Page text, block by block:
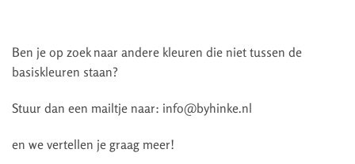
Ben je op zoek naar andere kleuren die niet tussen de
basiskleuren staan?
Stuur dan een mailtje naar: info@byhinke.nl
en we vertellen je graag meer!